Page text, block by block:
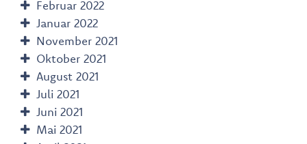
Februar 2022
Januar 2022
November 2021
Oktober 2021
August 2021
Juli 2021
Juni 2021
Mai 2021